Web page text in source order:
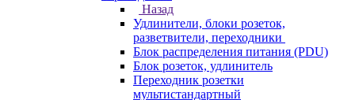
Назад
Удлинители, блоки розеток,
разветвители, переходники
Блок распределения питания (PDU)
Блок розеток, удлинитель
Переходник розетки
мультистандартный